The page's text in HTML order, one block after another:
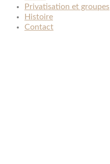
Privatisation et groupes
Histoire
Contact